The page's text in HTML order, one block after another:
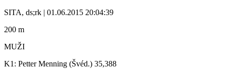
SITA, ds;rk | 01.06.2015 20:04:39
200 m
MUŽI
K1: Petter Menning (Švéd.) 35,388